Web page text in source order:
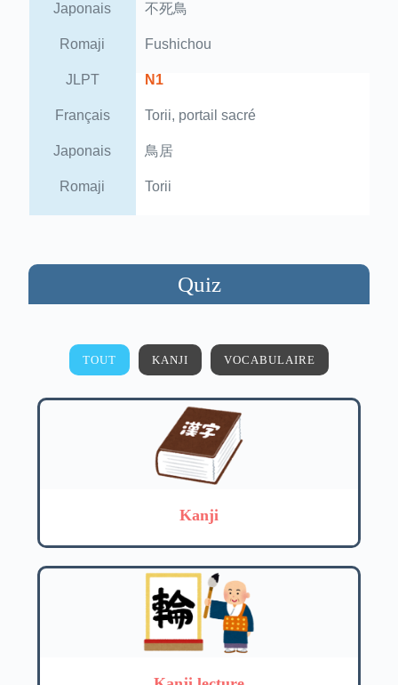
Japonais 不死鳥
Romaji Fushichou
JLPT N1
Français Torii, portail sacré
Japonais 鳥居
Romaji Torii
Quiz
TOUT KANJI VOCABULAIRE
Kanji